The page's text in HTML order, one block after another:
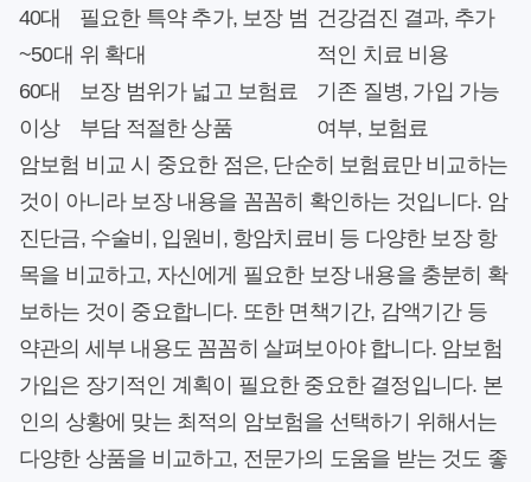
40대
~50대
필요한 특약 추가, 보장 범
위 확대
건강검진 결과, 추가
적인 치료 비용
60대
이상
보장 범위가 넓고 보험료
부담 적절한 상품
기존 질병, 가입 가능
여부, 보험료
암보험 비교 시 중요한 점은, 단순히 보험료만 비교하는
것이 아니라 보장 내용을 꼼꼼히 확인하는 것입니다. 암
진단금, 수술비, 입원비, 항암치료비 등 다양한 보장 항
목을 비교하고, 자신에게 필요한 보장 내용을 충분히 확
보하는 것이 중요합니다. 또한 면책기간, 감액기간 등
약관의 세부 내용도 꼼꼼히 살펴보아야 합니다. 암보험
가입은 장기적인 계획이 필요한 중요한 결정입니다. 본
인의 상황에 맞는 최적의 암보험을 선택하기 위해서는
다양한 상품을 비교하고, 전문가의 도움을 받는 것도 좋